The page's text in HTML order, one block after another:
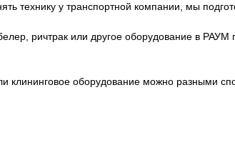
технику у транспортной компании, мы
ричтрак или другое оборудование в
клининговое оборудование можно разными